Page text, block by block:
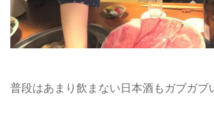
普段はあまり飲まない日本酒もガブガブ